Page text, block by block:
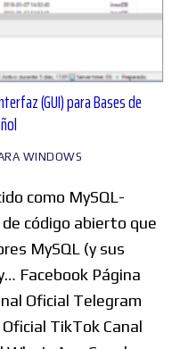
(GUI) para Bases de
WINDOWS
como MySQL-
código abierto que
MySQL (y sus
Facebook Página
Oficial Telegram
TikTok Canal